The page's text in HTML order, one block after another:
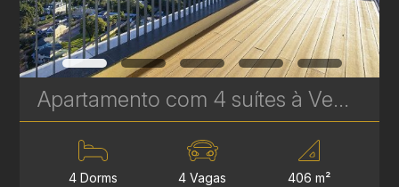
Apartamento com 4 suítes à Venda no AGE360 - Ecoville - 406 m² - Alto Padrão | Ref. 1816
4 Dorms 4 Vagas 406 m²